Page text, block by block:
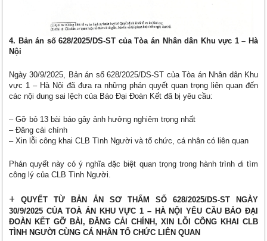
4. Bản án số 628/2025/DS-ST của Tòa án Nhân dân Khu vực 1 – Hà
Nội
Ngày 30/9/2025, Bản án số 628/2025/DS-ST của Tòa án Nhân dân Khu
vực 1 – Hà Nội đã đưa ra những phán quyết quan trọng liên quan đến
các nội dung sai lệch của Báo Đại Đoàn Kết đã bị yêu cầu:
– Gỡ bỏ 13 bài báo gây ảnh hưởng nghiêm trọng nhất
– Đăng cải chính
– Xin lỗi công khai CLB Tình Người và tổ chức, cá nhân có liên quan
Phán quyết này có ý nghĩa đặc biệt quan trọng trong hành trình đi tìm
công lý của CLB Tình Người.
+
QUYẾT TỪ BẢN ẢN SƠ THẨM SỐ 628/2025/DS-ST NGÀY
30/9/2025 CỦA TOÀ ÁN KHU VỰC 1 – HÀ NỘI YÊU CẦU BÁO ĐẠI
ĐOÀN KẾT GỠ BÀI, ĐĂNG CẢI CHÍNH, XIN LỖI CÔNG KHAI CLB
TÌNH NGƯỜI CÙNG CÁ NHÂN TỔ CHỨC LIÊN QUAN